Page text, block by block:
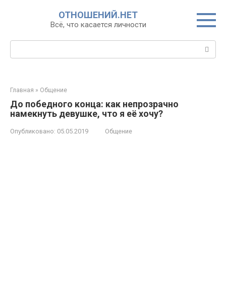
ОТНОШЕНИЙ.НЕТ
Всё, что касается личности
Поиск:
Главная » Общение
До победного конца: как непрозрачно
намекнуть девушке, что я её хочу?
Опубликовано: 05.05.2019 Общение